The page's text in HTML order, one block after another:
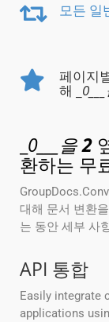
모든 일
페이지
해 _
0___을2
환하는 무
대해 문서 변환
는 동안 세부 사
API 통합
Easily integrate
applications